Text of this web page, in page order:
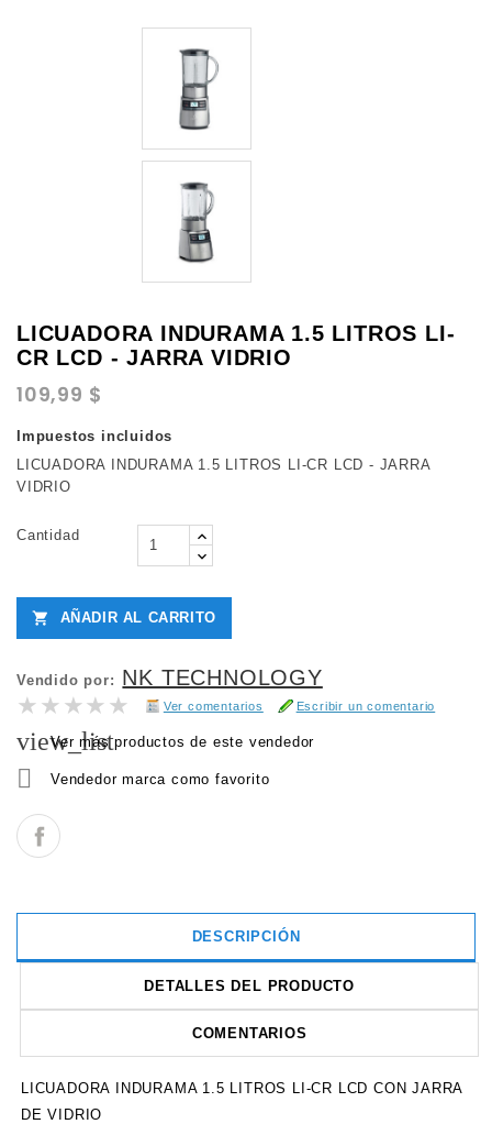
LICUADORA INDURAMA 1.5 LITROS LI-
CR LCD - JARRA VIDRIO
109,99 $
Impuestos incluidos
LICUADORA INDURAMA 1.5 LITROS LI-CR LCD - JARRA
VIDRIO
Cantidad
 AÑADIR AL CARRITO
Vendido por: NK TECHNOLOGY
★★★★★
★★★★★ Ver comentarios Escribir un comentario
view_list
Ver más productos de este vendedor
 Vendedor marca como favorito
DESCRIPCIÓN
DETALLES DEL PRODUCTO
COMENTARIOS
LICUADORA INDURAMA 1.5 LITROS LI-CR LCD CON JARRA
DE VIDRIO